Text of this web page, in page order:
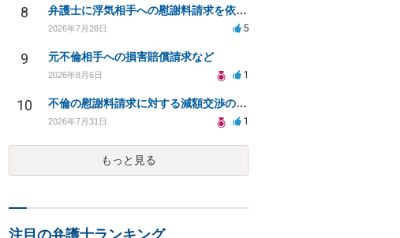
8 弁護士に浮気相手への慰謝料請求を依頼する費用相場は？
2026年7月28日 5
9 元不倫相手への損害賠償請求など
2026年8月6日 1
10 不倫の慰謝料請求に対する減額交渉の可能性と対策
2026年7月31日 1
もっと見る
注目の弁護士ランキング